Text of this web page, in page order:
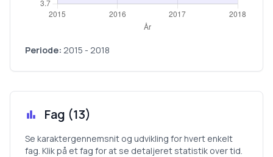
Periode: 2015 - 2018
Fag (13)
Se karaktergennemsnit og udvikling for hvert enkelt
fag. Klik på et fag for at se detaljeret statistik over tid.